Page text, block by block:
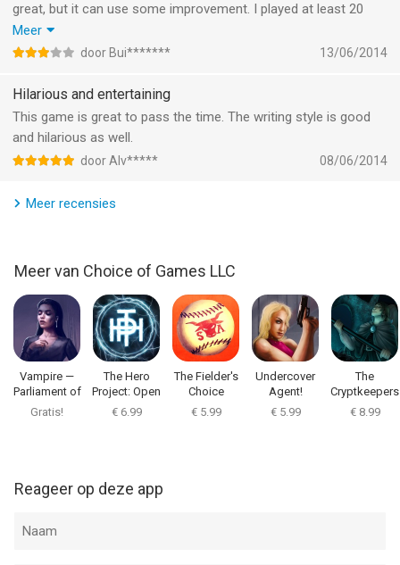
great, but it can use some improvement. I played at least 20
times and i always end up dead. It would be nice if there were
different storylines, depending on how you play. Make it a game
possible, of course that needs to happen trough
decisonmaking.
Hope everybody can read it it's a great game
Meer
door Bui******* 13/06/2014
Hilarious and entertaining
This game is great to pass the time. The writing style is good
and hilarious as well.
door Alv***** 08/06/2014
Meer recensies
Meer van Choice of Games LLC
Vampire —
Parliament of
Knives
Gratis!
The Hero
Project: Open
Season
€ 6.99
The Fielder's
Choice
€ 5.99
Undercover
Agent!
€ 5.99
The
Cryptkeepers
of Hallowford
€ 8.99
Reageer op deze app